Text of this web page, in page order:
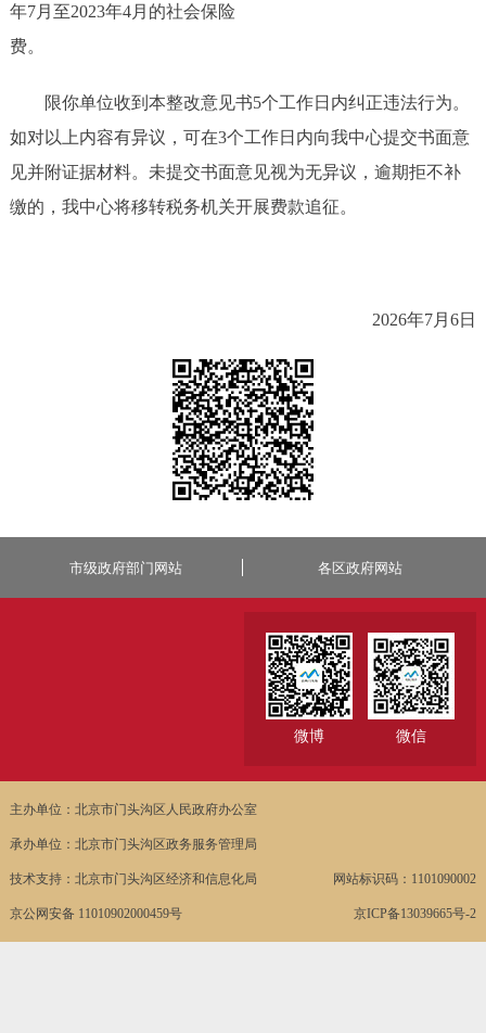
年7月至2023年4月的社会保险
费
限你单位收到本整改意见书5个工作日内纠正违法行为。
如对以上内容有异议，可在3个工作日内向我中心提交书面意
见并附证据材料。未提交书面意见视为无异议，逾期拒不补
缴的，我中心将移转税务机关开展费款追征。
2026年7月6日
市级政府部门网站 各区政府网站
微博 微信
主办单位：北京市门头沟区人民政府办公室
承办单位：北京市门头沟区政务服务管理局
技术支持：北京市门头沟区经济和信息化局 网站标识码：1101090002
京公网安备 11010902000459号 京ICP备13039665号-2